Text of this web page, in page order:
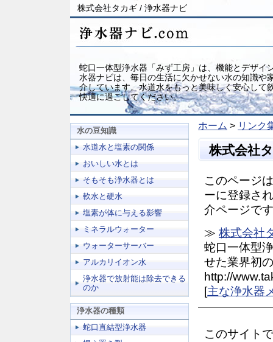
株式会社タカギ / 浄水器ナビ
蛇口一体型浄水器「みず工房」は、機能とデザイ
水器ナビは、毎日の生活に欠かせない水の知識や
介しています。水道水をもっと美味しく安心して
快適に過ごしてください。
ホーム > リンク
株式会社
このページ
ーに登録さ
介ページで
≫ 株式会社
蛇口一体型
せた業界初
http://
[主な浄水器
このサイト
水の豆知識
水道水と塩素の関係
おいしい水とは
そもそも浄水器とは
軟水と硬水
塩素が体に与える影響
ミネラルウォーター
ウォーターサーバー
アルカリイオン水
浄水器で放射能は除去できる
のか
浄水器の種類
蛇口直結型浄水器